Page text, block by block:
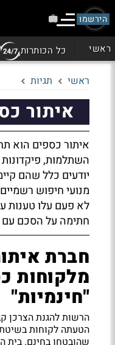
הירשמו
ראשי כל הכותרות
ראשי תגיות
איתור
איתור כספים הוא
השתלמות, פיקדונות
יודעים כלל שהם
מנועי חיפוש
לא פעם עלו טענות
חתימה על הסכם עם
חברת
מלקוחות
"חינמיות"
הרשות להגנת הצרכן
הטעתה לקוחות
שהובטחו בחינם.